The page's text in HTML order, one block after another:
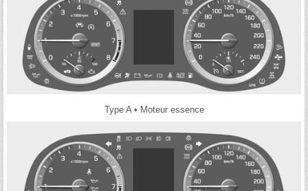
Type A • Moteur essence